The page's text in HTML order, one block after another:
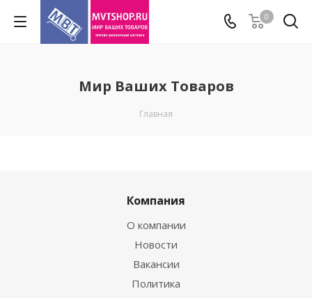
0
Мир Ваших Товаров
Главная
Компания
О компании
Новости
Вакансии
Политика